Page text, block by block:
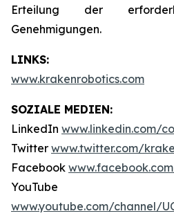
Erteilung der
Genehmigungen.
LINKS:
www.krakenrobotics.com
SOZIALE MEDIEN:
LinkedIn www.linkedin.com/
Twitter www.twitter.com/
Facebook
YouTube
www.youtube.com/channel/